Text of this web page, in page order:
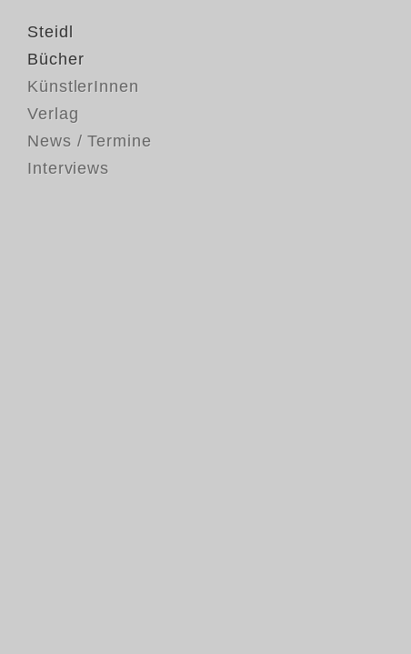
Steidl
Bücher
KünstlerInnen
Verlag
News / Termine
Interviews